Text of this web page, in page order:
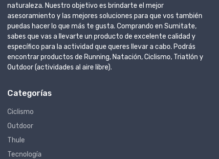
naturaleza. Nuestro objetivo es brindarte el mejor
asesoramiento y las mejores soluciones para que vos también
puedas hacer lo que más te gusta. Comprando en Sumitate,
sabes que vas a llevarte un producto de excelente calidad y
específico para la actividad que queres llevar a cabo. Podrás
encontrar productos de Running, Natación, Ciclismo, Triatlón y
Outdoor (actividades al aire libre).
Categorías
Ciclismo
Outdoor
Thule
Tecnología